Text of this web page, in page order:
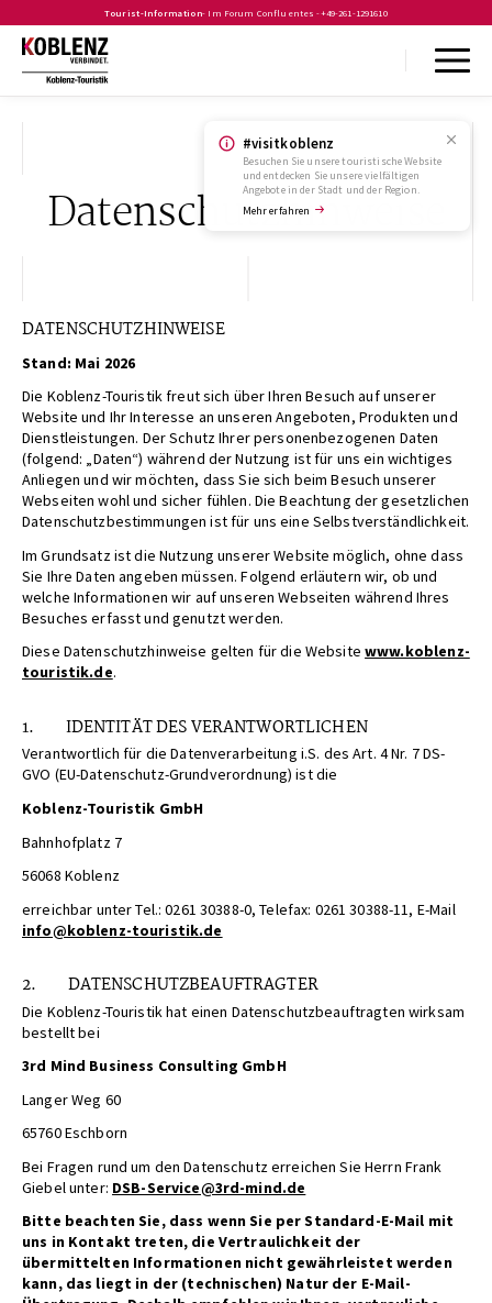
Tourist-Information- Im Forum Confluentes -+49-261-1291610
#visitkoblenz
Besuchen Sie unsere touristische Website
und entdecken Sie unsere vielfältigen
Angebote in der Stadt und der Region.
Mehr erfahren
Datenschutzhinweise
DATENSCHUTZHINWEISE
Stand: Mai 2026
Die Koblenz-Touristik freut sich über Ihren Besuch auf unserer
Website und Ihr Interesse an unseren Angeboten, Produkten und
Dienstleistungen. Der Schutz Ihrer personenbezogenen Daten
(folgend: „Daten“) während der Nutzung ist für uns ein wichtiges
Anliegen und wir möchten, dass Sie sich beim Besuch unserer
Webseiten wohl und sicher fühlen. Die Beachtung der gesetzlichen
Datenschutzbestimmungen ist für uns eine Selbstverständlichkeit.
Im Grundsatz ist die Nutzung unserer Website möglich, ohne dass
Sie Ihre Daten angeben müssen. Folgend erläutern wir, ob und
welche Informationen wir auf unseren Webseiten während Ihres
Besuches erfasst und genutzt werden.
Diese Datenschutzhinweise gelten für die Websitewww.koblenz-
touristik.de.
1. IDENTITÄT DES VERANTWORTLICHEN
Verantwortlich für die Datenverarbeitung i.S. des Art. 4 Nr. 7 DS-
GVO (EU-Datenschutz-Grundverordnung) ist die
Koblenz-Touristik GmbH
Bahnhofplatz 7
56068 Koblenz
erreichbar unter Tel.: 0261 30388-0, Telefax: 0261 30388-11, E-Mail
info@koblenz-touristik.de
2. DATENSCHUTZBEAUFTRAGTER
Die Koblenz-Touristik hat einen Datenschutzbeauftragten wirksam
bestellt bei
3rd Mind Business Consulting GmbH
Langer Weg 60
65760 Eschborn
Bei Fragen rund um den Datenschutz erreichen Sie Herrn Frank
Giebel unter: DSB-Service@3rd-mind.de
Bitte beachten Sie, dass wenn Sie per Standard-E-Mail mit
uns in Kontakt treten, die Vertraulichkeit der
übermittelten Informationen nicht gewährleistet werden
kann, das liegt in der (technischen) Natur der E-Mail-